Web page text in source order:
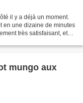
il y a déjà un moment.
en une dizaine de minutes
très satisfaisant, et
mungo aux